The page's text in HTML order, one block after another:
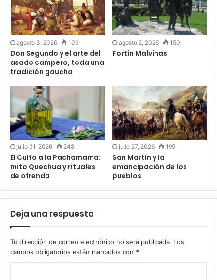
agosto 3, 2026 100
Don Segundo y el arte del
asado campero, toda una
tradición gaucha
agosto 2, 2026 150
Fortín Malvinas
julio 31, 2026 248
El Culto a la Pachamama:
mito Quechua y rituales
de ofrenda
julio 27, 2026 195
San Martín y la
emancipación de los
pueblos
Deja una respuesta
Tu dirección de correo electrónico no será publicada. Los
campos obligatorios están marcados con *